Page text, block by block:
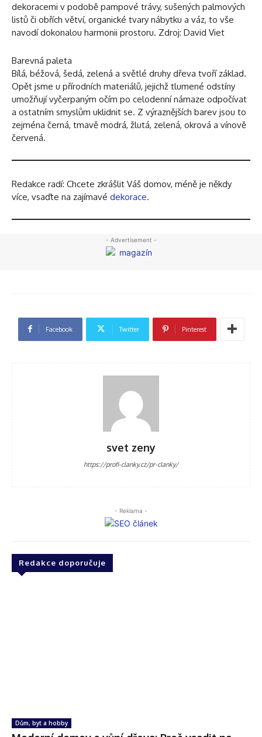
dekoracemi v podobě pampové trávy, sušených palmových
listů či obřích větví, organické tvary nábytku a váz, to vše
navodí dokonalou harmonii prostoru. Zdroj: David Viet
Barevná paleta
Bílá, béžová, šedá, zelená a světlé druhy dřeva tvoří základ.
Opět jsme u přírodních materiálů, jejichž tlumené odstíny
umožňují vyčerpaným očím po celodenní námaze odpočívat
a ostatním smyslům uklidnit se. Z výraznějších barev jsou to
zejména černá, tmavě modrá, žlutá, zelená, okrová a vínově
červená.
Redakce radí: Chcete zkrášlit Váš domov, méně je někdy
více, vsaďte na zajímavé dekorace.
- Advertisement -
Facebook Twitter Pinterest
svet zeny
https://profi-clanky.cz/pr-clanky/
- Reklama -
Redakce doporučuje
Dům, byt a hobby